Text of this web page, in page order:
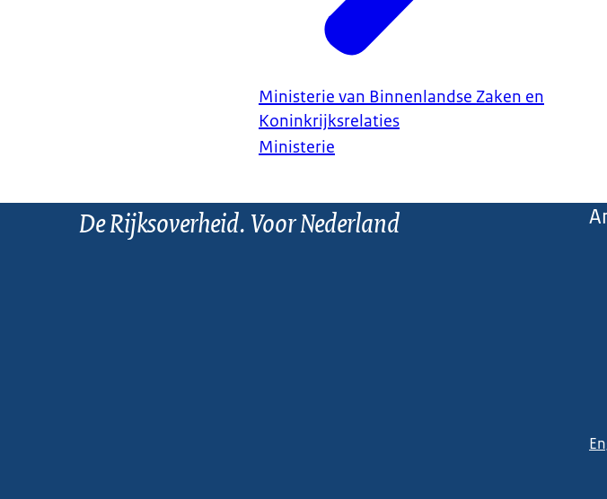
Ministerie van Binnenlandse Zaken en
Koninkrijksrelaties
Ministerie
De Rijksoverheid. Voor Nederland